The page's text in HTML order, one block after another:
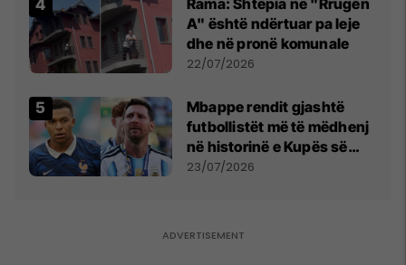
A" është ndërtuar pa leje
dhe në pronë komunale
22/07/2026
Mbappe rendit gjashtë
futbollistët më të mëdhenj
në historinë e Kupës së
Botës, Messi mbetet i dyti
23/07/2026